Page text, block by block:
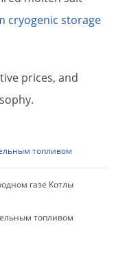
cryogenic storage
prices, and
топливом
газе Котлы
топливом